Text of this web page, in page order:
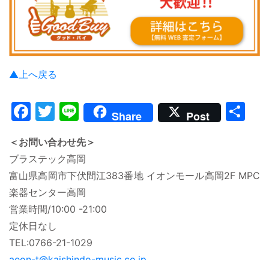
▲上へ戻る
Facebook
Twitter
LineShare Post
＜お問い合わせ先＞
ブラステック高岡
富山県高岡市下伏間江383番地 イオンモール高岡2F MPC
楽器センター高岡
営業時間/10:00 -21:00
定休日なし
TEL:0766-21-1029